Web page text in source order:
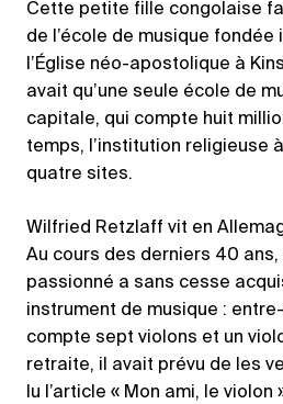
Cette petite fille congolaise
de l’école de musique fondée
l’Église néo-apostolique à
avait qu’une seule école de
capitale, qui compte huit
temps, l’institution religieuse
quatre sites.
Wilfried Retzlaff vit en
Au cours des derniers 40 ans,
passionné a sans cesse
instrument de musique :
compte sept violons et un
retraite, il avait prévu de les
lu l’article « Mon ami, le violon